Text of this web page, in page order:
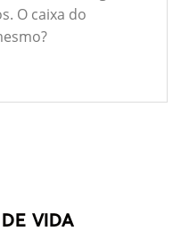
O caixa do
VIDA